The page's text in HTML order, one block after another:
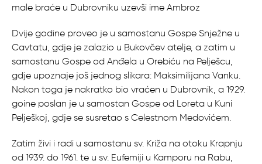
male braće u Dubrovniku uzevši ime Ambroz
Dvije godine proveo je u samostanu Gospe Snježne u
Cavtatu, gdje je zalazio u Bukovčev atelje, a zatim u
samostanu Gospe od Anđela u Orebiću na Pelješcu,
gdje upoznaje još jednog slikara: Maksimilijana Vanku.
Nakon toga je nakratko bio vraćen u Dubrovnik, a 1929.
goine poslan je u samostan Gospe od Loreta u Kuni
Pelješkoj, gdje se susretao s Celestnom Medovićem.
Zatim živi i radi u samostanu sv. Križa na otoku Krapnju
od 1939. do 1961. te u sv. Eufemiji u Kamporu na Rabu,